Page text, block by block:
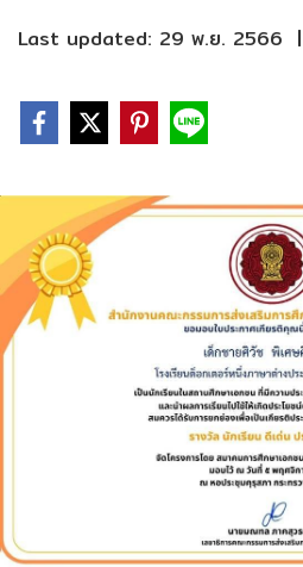
Last updated: 29 พ.ย. 2566 |